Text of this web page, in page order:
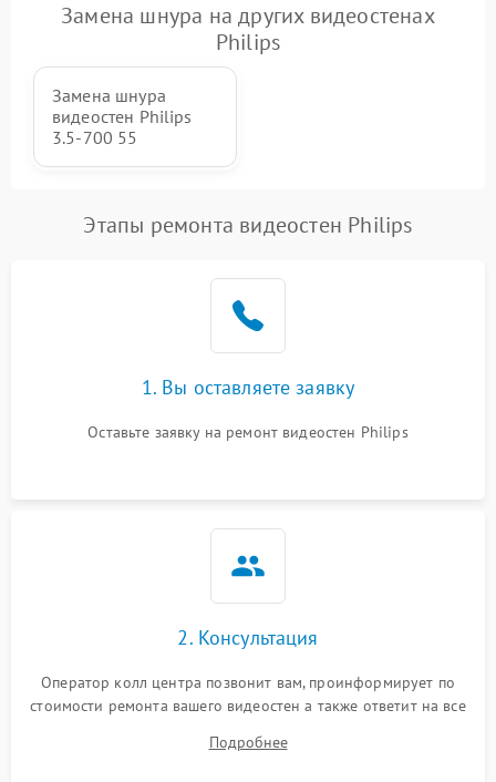
Замена шнура на других видеостенах
Philips
Замена шнура
видеостен Philips
3.5-700 55
Этапы ремонта видеостен Philips
1. Вы оставляете заявку
Оставьте заявку на ремонт видеостен Philips
2. Консультация
Оператор колл центра позвонит вам, проинформирует по
стоимости ремонта вашего видеостен а также ответит на все
Подробнее